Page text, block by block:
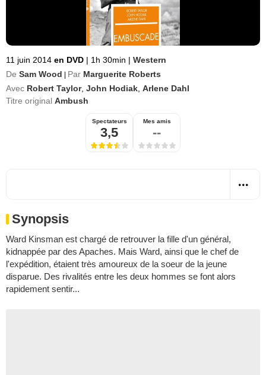
11 juin 2014 en DVD | 1h 30min | Western
De Sam Wood Par Marguerite Roberts
Avec Robert Taylor, John Hodiak Arlene Dahl
Titre original Ambush
Spectateurs
3,5
Mes amis
--
Synopsis
Ward Kinsman est chargé de retrouver la fille d'un général,
kidnappée par des Apaches. Mais Ward, ainsi que le chef de
l'expédition, étaient très amoureux de la soeur de la jeune
disparue. Des rivalités entre les deux hommes se font alors
rapidement sentir...